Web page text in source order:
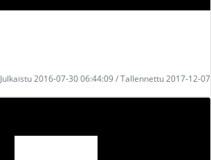
Julkaistu 2016-07-30 06:44:09 / Tallennettu 2017-12-07